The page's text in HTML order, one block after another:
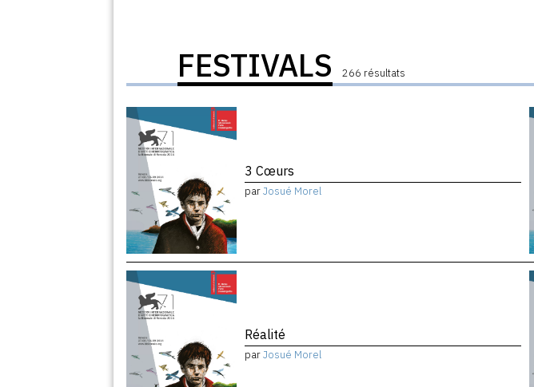
FESTIVALS 266 résultats
3 Cœurs
parJosué Morel
Réalité
parJosué Morel